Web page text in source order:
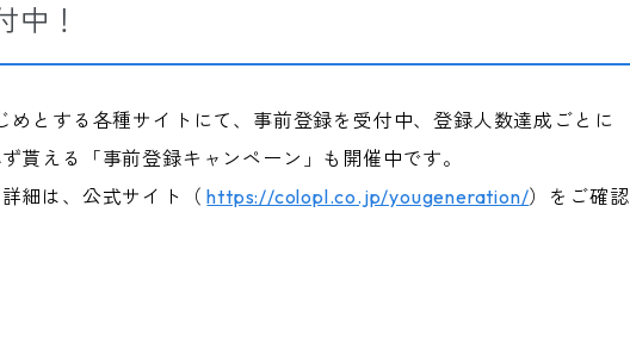
中！
めとする各種サイトにて、事前登録を受付中、登録人数達成ごとに
貰える「事前登録キャンペーン」も開催中です。
細は、公式サイト（https://colopl.co.jp/yougeneration/）をご確認